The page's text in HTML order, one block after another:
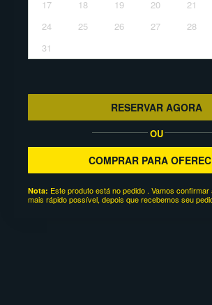
17
18 19 20 21
24
25 26 27 28
31
RESERVAR AGORA
OU
COMPRAR PARA
Nota: Este produto está no pedido . Vamos confirmar
mais rápido possível, depois que recebemos seu